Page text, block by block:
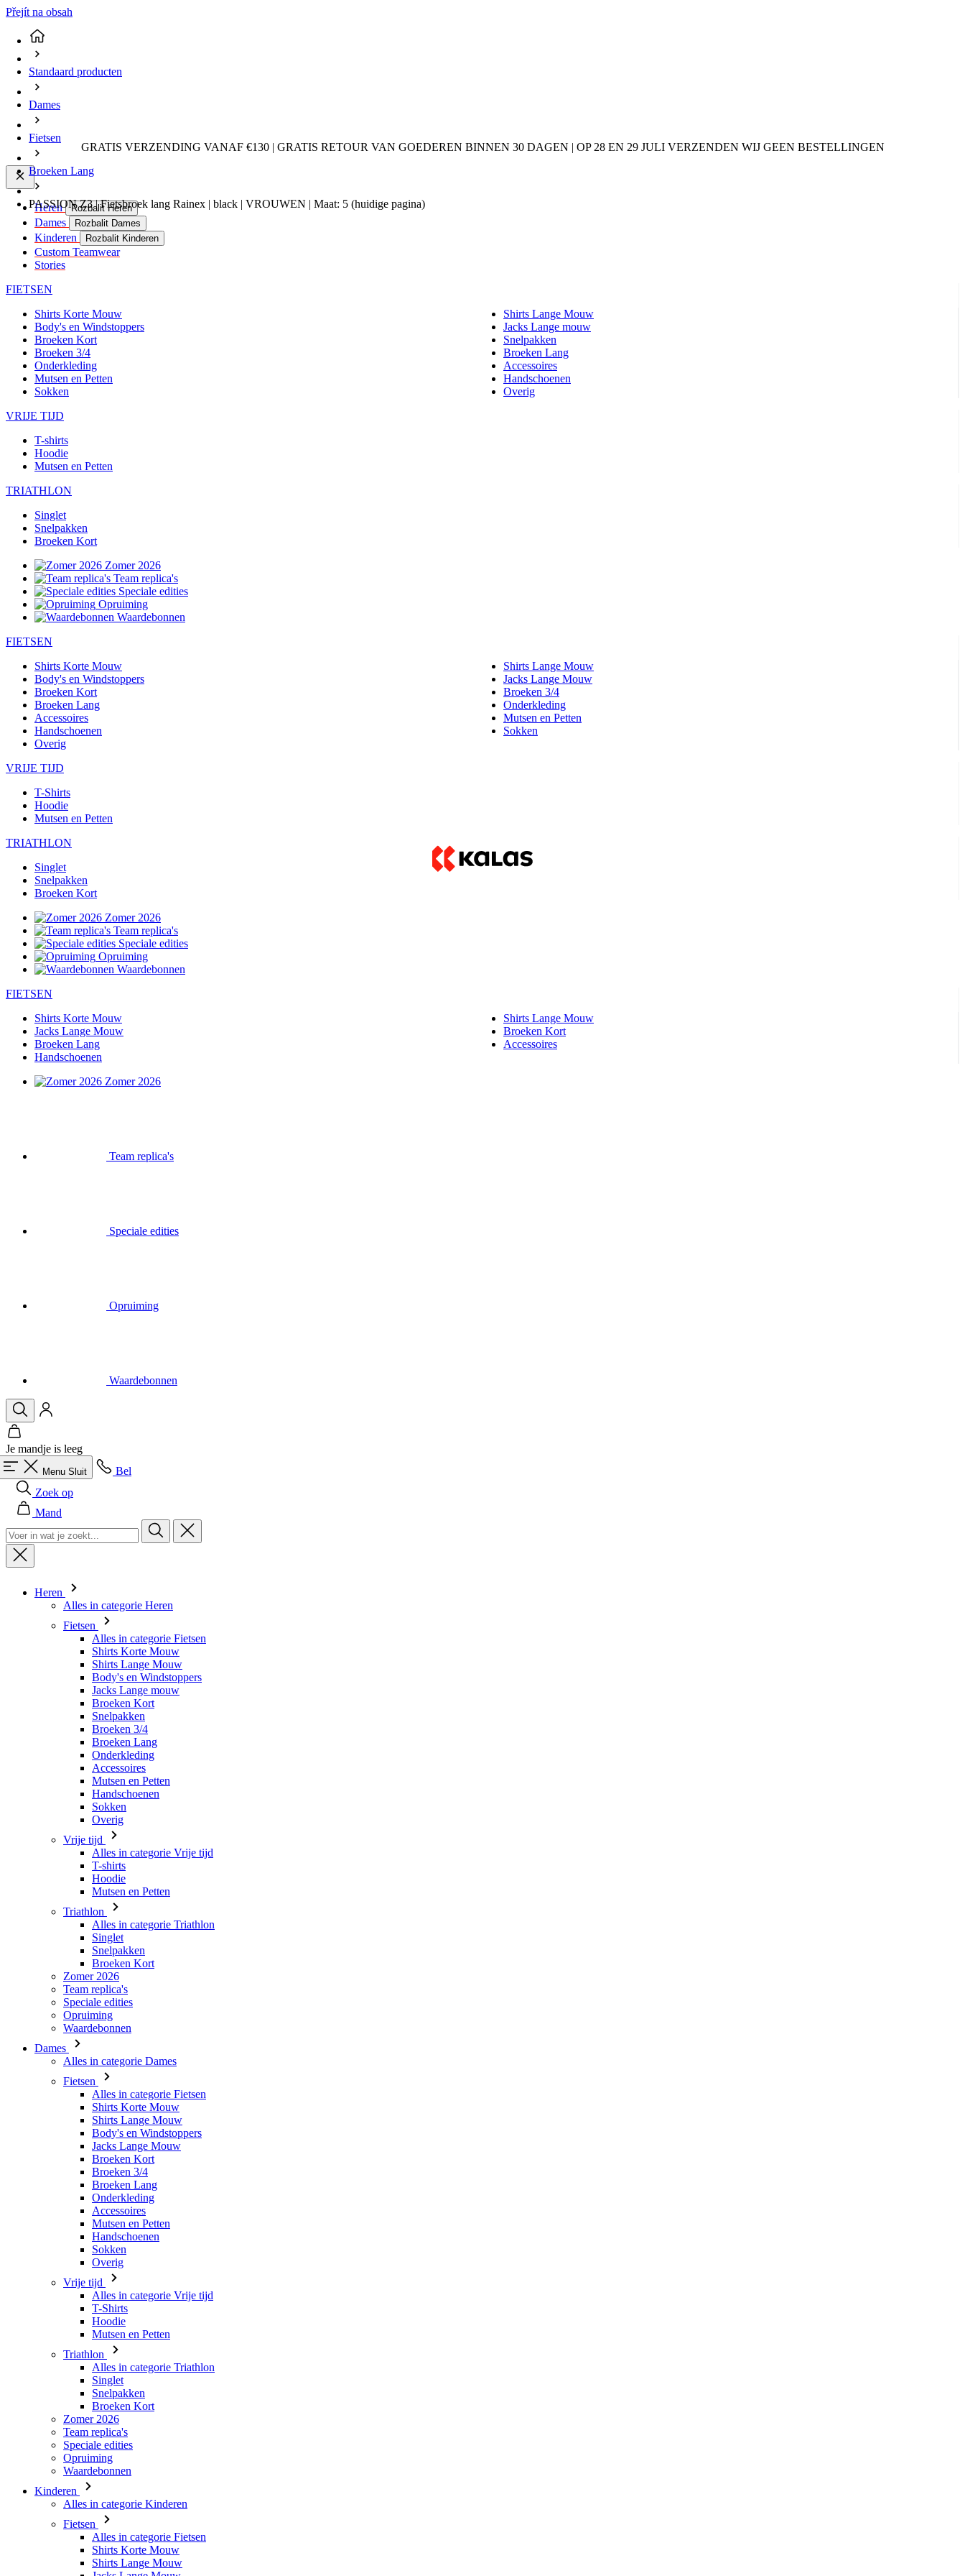
Přejít na obsah
GRATIS VERZENDING VANAF €130 | GRATIS RETOUR VAN GOEDEREN BINNEN 30 DAGEN | OP 28 EN 29 JULI VERZENDEN WIJ GEEN BESTELLINGEN
Heren Rozbalit Heren
Dames Rozbalit Dames
Kinderen Rozbalit Kinderen
Custom Teamwear
Stories
FIETSEN
Shirts Korte Mouw
Shirts Lange Mouw
Body's en Windstoppers
Jacks Lange mouw
Broeken Kort
Snelpakken
Broeken 3/4
Broeken Lang
Onderkleding
Accessoires
Mutsen en Petten
Handschoenen
Sokken
Overig
VRIJE TIJD
T-shirts
Hoodie
Mutsen en Petten
TRIATHLON
Singlet
Snelpakken
Broeken Kort
Zomer 2026
Team replica's
Speciale edities
Opruiming
Waardebonnen
FIETSEN
Shirts Korte Mouw
Shirts Lange Mouw
Body's en Windstoppers
Jacks Lange Mouw
Broeken Kort
Broeken 3/4
Broeken Lang
Onderkleding
Accessoires
Mutsen en Petten
Handschoenen
Sokken
Overig
VRIJE TIJD
T-Shirts
Hoodie
Mutsen en Petten
TRIATHLON
Singlet
Snelpakken
Broeken Kort
Zomer 2026
Team replica's
Speciale edities
Opruiming
Waardebonnen
FIETSEN
Shirts Korte Mouw
Shirts Lange Mouw
Jacks Lange Mouw
Broeken Kort
Broeken Lang
Accessoires
Handschoenen
Zomer 2026
Team replica's
Speciale edities
Opruiming
Waardebonnen
Je mandje is leeg
Menu Sluit
Bel
Zoek op
Mand
Heren
Alles in categorie Heren
Fietsen
Alles in categorie Fietsen
Shirts Korte Mouw
Shirts Lange Mouw
Body's en Windstoppers
Jacks Lange mouw
Broeken Kort
Snelpakken
Broeken 3/4
Broeken Lang
Onderkleding
Accessoires
Mutsen en Petten
Handschoenen
Sokken
Overig
Vrije tijd
Alles in categorie Vrije tijd
T-shirts
Hoodie
Mutsen en Petten
Triathlon
Alles in categorie Triathlon
Singlet
Snelpakken
Broeken Kort
Zomer 2026
Team replica's
Speciale edities
Opruiming
Waardebonnen
Dames
Alles in categorie Dames
Fietsen
Alles in categorie Fietsen
Shirts Korte Mouw
Shirts Lange Mouw
Body's en Windstoppers
Jacks Lange Mouw
Broeken Kort
Broeken 3/4
Broeken Lang
Onderkleding
Accessoires
Mutsen en Petten
Handschoenen
Sokken
Overig
Vrije tijd
Alles in categorie Vrije tijd
T-Shirts
Hoodie
Mutsen en Petten
Triathlon
Alles in categorie Triathlon
Singlet
Snelpakken
Broeken Kort
Zomer 2026
Team replica's
Speciale edities
Opruiming
Waardebonnen
Kinderen
Alles in categorie Kinderen
Fietsen
Alles in categorie Fietsen
Shirts Korte Mouw
Shirts Lange Mouw
Standaard producten
Dames
Fietsen
Broeken Lang
PASSION Z3 | Fietsbroek lang Rainex | black | VROUWEN | Maat: 5 (huidige pagina)